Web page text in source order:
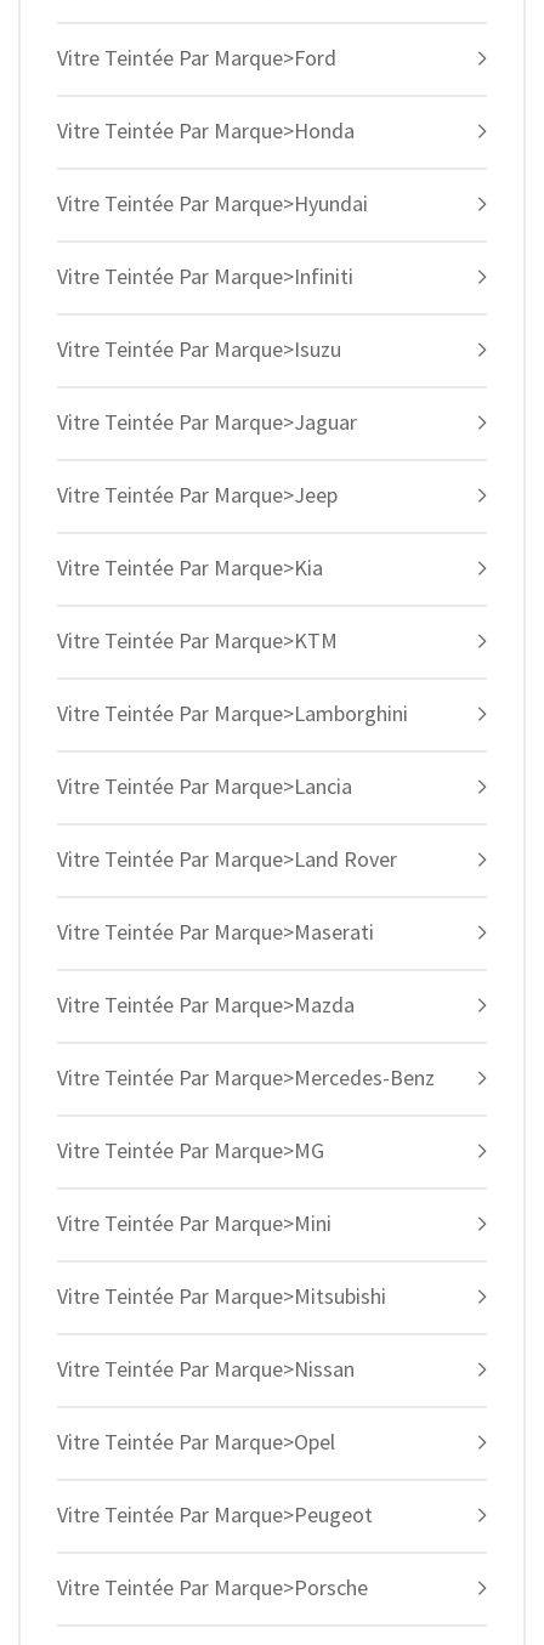
Vitre Teintée Par Marque>Ford
Vitre Teintée Par Marque>Honda
Vitre Teintée Par Marque>Hyundai
Vitre Teintée Par Marque>Infiniti
Vitre Teintée Par Marque>Isuzu
Vitre Teintée Par Marque>Jaguar
Vitre Teintée Par Marque>Jeep
Vitre Teintée Par Marque>Kia
Vitre Teintée Par Marque>KTM
Vitre Teintée Par Marque>Lamborghini
Vitre Teintée Par Marque>Lancia
Vitre Teintée Par Marque>Land Rover
Vitre Teintée Par Marque>Maserati
Vitre Teintée Par Marque>Mazda
Vitre Teintée Par Marque>Mercedes-Benz
Vitre Teintée Par Marque>MG
Vitre Teintée Par Marque>Mini
Vitre Teintée Par Marque>Mitsubishi
Vitre Teintée Par Marque>Nissan
Vitre Teintée Par Marque>Opel
Vitre Teintée Par Marque>Peugeot
Vitre Teintée Par Marque>Porsche